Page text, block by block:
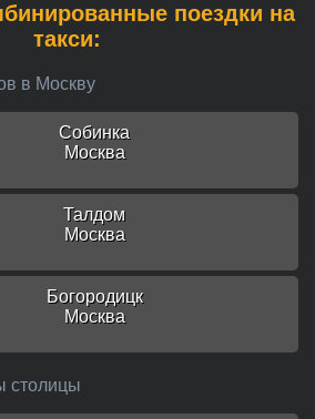
такси:
в Москву
Собинка
Москва
Талдом
Москва
Богородицк
Москва
столицы